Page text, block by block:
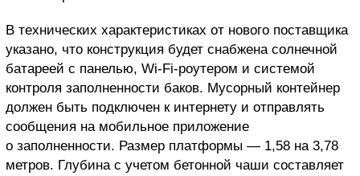
В технических характеристиках от нового поставщика
указано, что конструкция будет снабжена солнечной
батареей с панелью, Wi-Fi-роутером и системой
контроля заполненности баков. Мусорный контейнер
должен быть подключен к интернету и отправлять
сообщения на мобильное приложение
о заполненности. Размер платформы — 1,58 на 3,78
метров. Глубина с учетом бетонной чаши составляет